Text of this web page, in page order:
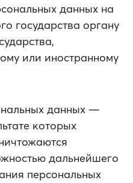
данных на
государства органу
или иностранному
данных —
которых
дальнейшего
персональных